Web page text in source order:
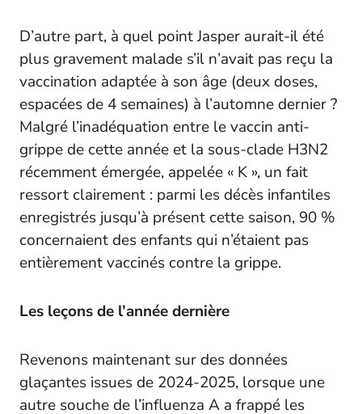
D’autre part, à quel point Jasper aurait-il été
plus gravement malade s’il n’avait pas reçu la
vaccination adaptée à son âge (deux doses,
espacées de 4 semaines) à l’automne dernier ?
Malgré l’inadéquation entre le vaccin anti-
grippe de cette année et la sous-clade H3N2
récemment émergée, appelée « K », un fait
ressort clairement : parmi les décès infantiles
enregistrés jusqu’à présent cette saison, 90 %
concernaient des enfants qui n’étaient pas
entièrement vaccinés contre la grippe.
Les leçons de l’année dernière
Revenons maintenant sur des données
glaçantes issues de 2024-2025, lorsque une
autre souche de l’influenza A a frappé les